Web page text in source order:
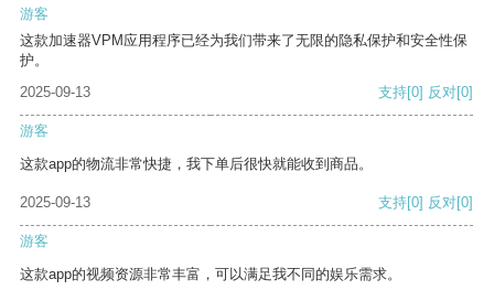
游客
这款加速器VPM应用程序已经为我们带来了无限的隐私保护和安全性保
护。
2025-09-13
支持[0] 反对[0]
游客
这款app的物流非常快捷，我下单后很快就能收到商品。
2025-09-13 支持[0] 反对[0]
游客
这款app的视频资源非常丰富，可以满足我不同的娱乐需求。